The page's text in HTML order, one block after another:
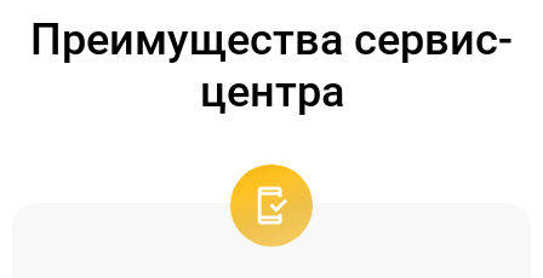
Преимущества сервис-
центра